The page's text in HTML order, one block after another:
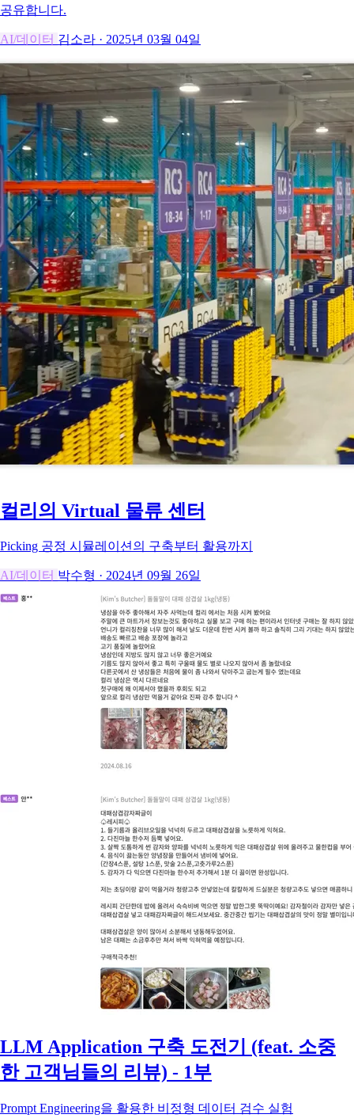
공유합니다.
AI/데이터 김소라 · 2025년 03월 04일
컬리의 Virtual 물류 센터
Picking 공정 시뮬레이션의 구축부터 활용까지
AI/데이터 박수형 · 2024년 09월 26일
LLM Application 구축 도전기 (feat. 소중
한 고객님들의 리뷰) - 1부
Prompt Engineering을 활용한 비정형 데이터 검수 실험